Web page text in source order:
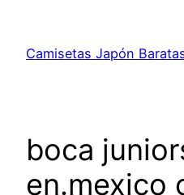
contenido
Camisetas Japón
boca
en.mexico